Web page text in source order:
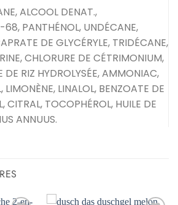
ALCOOL DENAT.,
PANTHÉNOL, UNDÉCANE,
DE GLYCÉRYLE, TRIDÉCANE,
CHLORURE DE CÉTRIMONIUM,
DE RIZ HYDROLYSÉE, AMMONIAC,
LIMONÈNE, LINALOL, BENZOATE DE
CITRAL, TOCOPHÉROL, HUILE DE
ANNUUS.